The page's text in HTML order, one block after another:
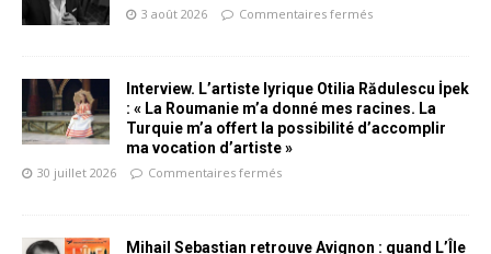
3 août 2026 Commentaires fermés
Interview. L’artiste lyrique Otilia Rădulescu İpek
: « La Roumanie m’a donné mes racines. La
Turquie m’a offert la possibilité d’accomplir
ma vocation d’artiste »
30 juillet 2026 Commentaires fermés
Mihail Sebastian retrouve Avignon : quand L’Île